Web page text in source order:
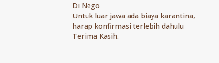
Di Nego
Untuk luar jawa ada biaya karantina,
harap konfirmasi terlebih dahulu
Terima Kasih.